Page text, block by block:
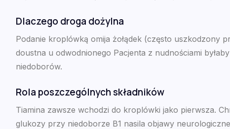
Dlaczego droga dożylna
Podanie kroplówką omija żołądek (często uszkodzony
doustna u odwodnionego Pacjenta z nudnościami
niedoborów.
Rola poszczególnych składników
Tiamina zawsze wchodzi do kroplówki jako pierwsza.
glukozy przy niedoborze B1 nasila objawy